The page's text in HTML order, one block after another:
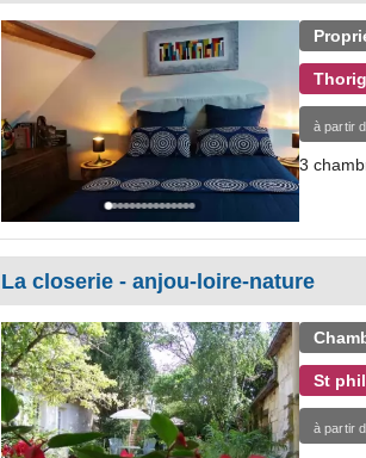
à partir
3
La closerie - anjou-loire-nature
St
à partir